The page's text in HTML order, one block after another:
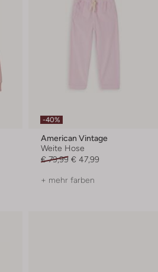
-40%
American Vintage
Weite Hose
€ 79,99 € 47,99
+ mehr farben